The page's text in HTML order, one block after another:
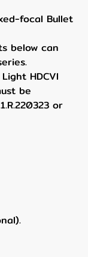
focal Bullet
below can
HDCVI
be
or